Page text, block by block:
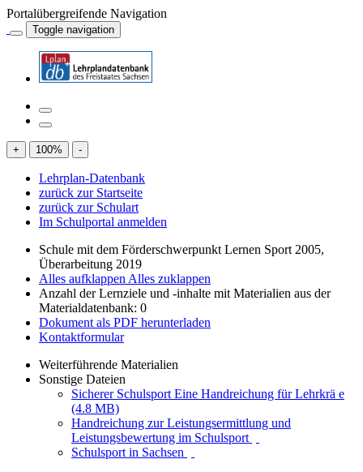
Portalübergreifende Navigation
Toggle navigation
+ 100% -
Lehrplan-Datenbank
zurück zur Startseite
zurück zur Schulart
Im Schulportal anmelden
Schule mit dem Förderschwerpunkt Lernen Sport 2005,
Überarbeitung 2019
Alles aufklappen Alles zuklappen
Anzahl der Lernziele und -inhalte mit Materialien aus der
Materialdatenbank: 0
Dokument als PDF herunterladen
Kontaktformular
Weiterführende Materialien
Sonstige Dateien
Sicherer Schulsport Eine Handreichung für Lehrkrä e
(4.8 MB)
Handreichung zur Leistungsermittlung und
Leistungsbewertung im Schulsport
Schulsport in Sachsen